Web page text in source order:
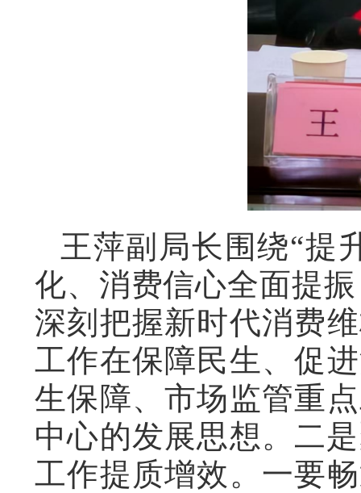
王萍副局长围绕“提
化、消费信心全面提
深刻把握新时代消费
工作在保障民生、促
生保障、市场监管重
中心的发展思想。 二
工作提质增效。一要